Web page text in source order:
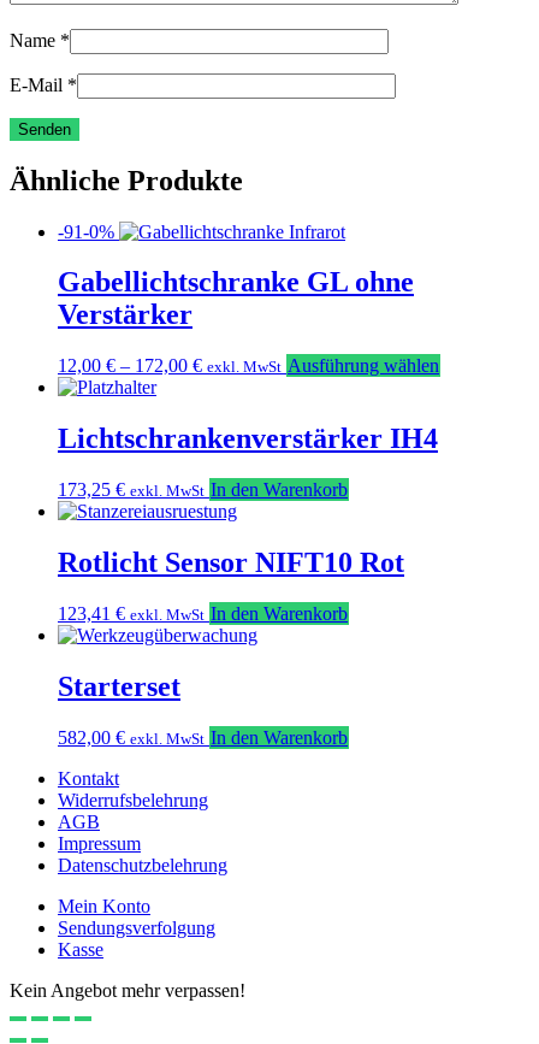
Name *
E-Mail *
Ähnliche Produkte
-91-0%
Gabellichtschranke GL ohne
Verstärker
12,00 € – 172,00 € exkl. MwSt Ausführung wählen
Lichtschrankenverstärker IH4
173,25 € exkl. MwSt In den Warenkorb
Rotlicht Sensor NIFT10 Rot
123,41 € exkl. MwSt In den Warenkorb
Starterset
582,00 € exkl. MwSt In den Warenkorb
Kontakt
Widerrufsbelehrung
AGB
Impressum
Datenschutzbelehrung
Mein Konto
Sendungsverfolgung
Kasse
Kein Angebot mehr verpassen!